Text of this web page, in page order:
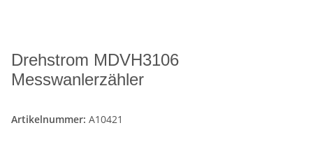
Drehstrom MDVH3106
Messwanlerzähler
Artikelnummer: A10421